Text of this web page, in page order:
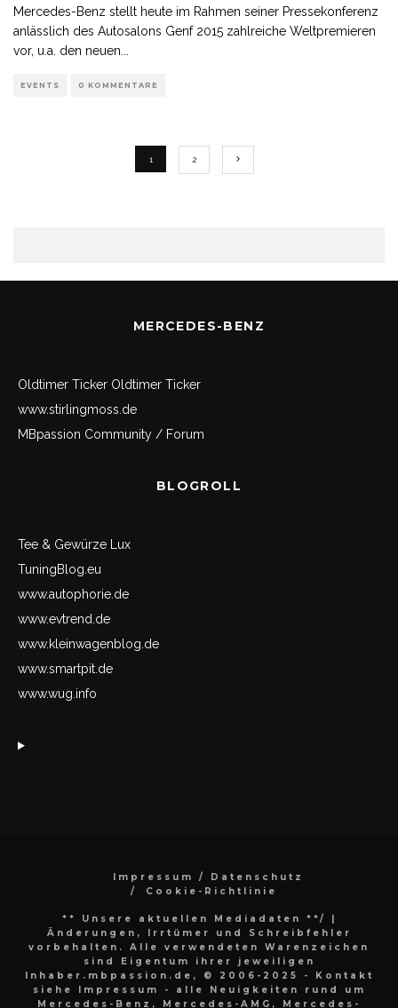
Mercedes-Benz stellt heute im Rahmen seiner Pressekonferenz
anlässlich des Autosalons Genf 2015 zahlreiche Weltpremieren
vor, u.a. den neuen...
EVENTS 0 KOMMENTARE
1 2
MERCEDES-BENZ
Oldtimer Ticker Oldtimer Ticker
www.stirlingmoss.de
MBpassion Community / Forum
BLOGROLL
Tee & Gewürze Lux
TuningBlog.eu
www.autophorie.de
www.evtrend.de
www.kleinwagenblog.de
www.smartpit.de
www.wug.info
Impressum / Datenschutz
Cookie-Richtlinie
** Unsere aktuellen Mediadaten **/
Änderungen, Irrtümer und Schreibfehler
vorbehalten. Alle verwendeten Warenzeichen
sind Eigentum ihrer jeweiligen
Inhaber.mbpassion.de, © 2006-2025 - Kontakt
siehe Impressum - alle Neuigkeiten rund um
Mercedes-Benz, Mercedes-AMG, Mercedes-